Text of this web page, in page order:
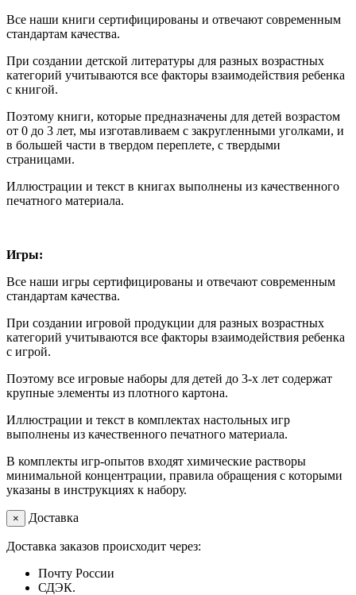
Все наши книги сертифицированы и отвечают современным
стандартам качества.
При создании детской литературы для разных возрастных
категорий учитываются все факторы взаимодействия ребенка
с книгой.
Поэтому книги, которые предназначены для детей возрастом
от 0 до 3 лет, мы изготавливаем с закругленными уголками, и
в большей части в твердом переплете, с твердыми
страницами.
Иллюстрации и текст в книгах выполнены из качественного
печатного материала.
Игры:
Все наши игры сертифицированы и отвечают современным
стандартам качества.
При создании игровой продукции для разных возрастных
категорий учитываются все факторы взаимодействия ребенка
с игрой.
Поэтому все игровые наборы для детей до 3-х лет содержат
крупные элементы из плотного картона.
Иллюстрации и текст в комплектах настольных игр
выполнены из качественного печатного материала.
В комплекты игр-опытов входят химические растворы
минимальной концентрации, правила обращения с которыми
указаны в инструкциях к набору.
× Доставка
Доставка заказов происходит через:
Почту России
СДЭК.